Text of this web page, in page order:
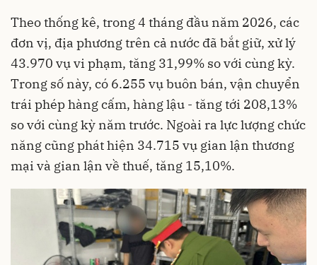
Theo thống kê, trong 4 tháng đầu năm 2026, các
đơn vị, địa phương trên cả nước đã bắt giữ, xử lý
43.970 vụ vi phạm, tăng 31,99% so với cùng kỳ.
Trong số này, có 6.255 vụ buôn bán, vận chuyển
trái phép hàng cấm, hàng lậu - tăng tới 208,13%
so với cùng kỳ năm trước. Ngoài ra lực lượng chức
năng cũng phát hiện 34.715 vụ gian lận thương
mại và gian lận về thuế, tăng 15,10%.